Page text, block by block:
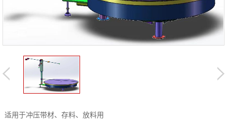
适用于冲压带材、存料、放料用